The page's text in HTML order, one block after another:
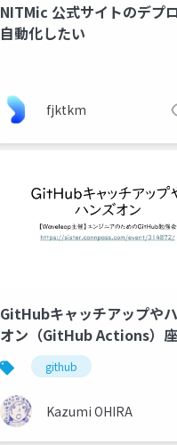
NITMic 公式サイトのデプ
自動化したい
fjktkm
GitHubキャッチアップや
オン（GitHub Actions）
github
Kazumi OHIRA